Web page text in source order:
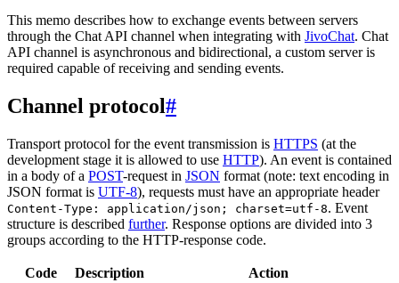
This memo describes how to exchange events between servers
through the Chat API channel when integrating with JivoChat. Chat
API channel is asynchronous and bidirectional, a custom server is
required capable of receiving and sending events.
Channel protocol#
Transport protocol for the event transmission is HTTPS (at the
development stage it is allowed to use HTTP). An event is contained
in a body of a POST-request in JSON format (note: text encoding in
JSON format is UTF-8), requests must have an appropriate header
Content-Type: application/json; charset=utf-8. Event
structure is described further. Response options are divided into 3
groups according to the HTTP-response code.
Code Description Action